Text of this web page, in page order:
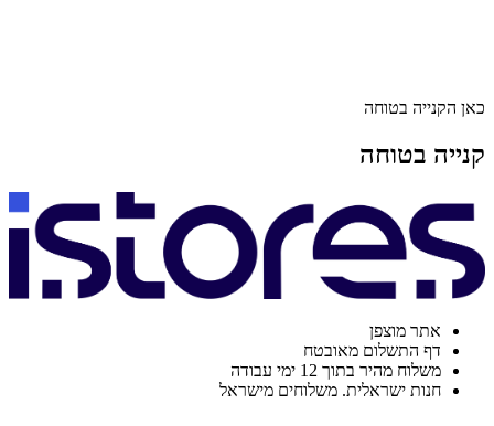
כאן הקנייה בטוחה
קנייה בטוחה
אתר מוצפן
דף התשלום מאובטח
משלוח מהיר בתוך 12 ימי עבודה
חנות ישראלית. משלוחים מישראל